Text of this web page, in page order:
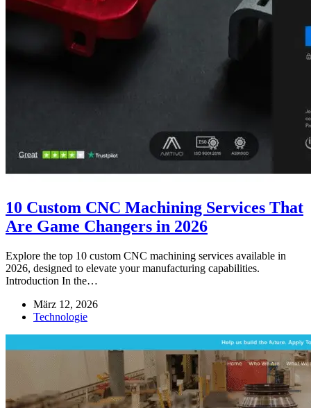
10 Custom CNC Machining Services That
Are Game Changers in 2026
Explore the top 10 custom CNC machining services available in
2026, designed to elevate your manufacturing capabilities.
Introduction In the…
März 12, 2026
Technologie